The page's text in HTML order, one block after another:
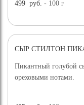
499 руб. - 100г
СЫР СТИЛТОН
Пикантный голубой
ореховыми нотами.